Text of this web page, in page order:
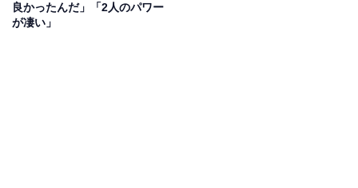
良かったんだ」「2人のパワー
が凄い」